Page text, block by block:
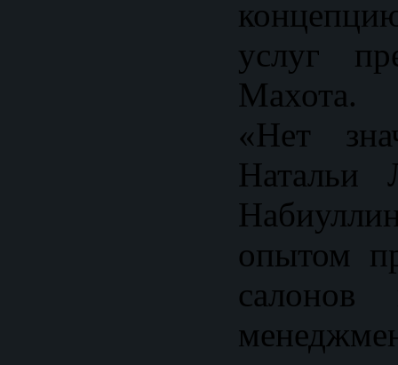
услуг
Махота.
«Нет
Натальи
опытом
салонов